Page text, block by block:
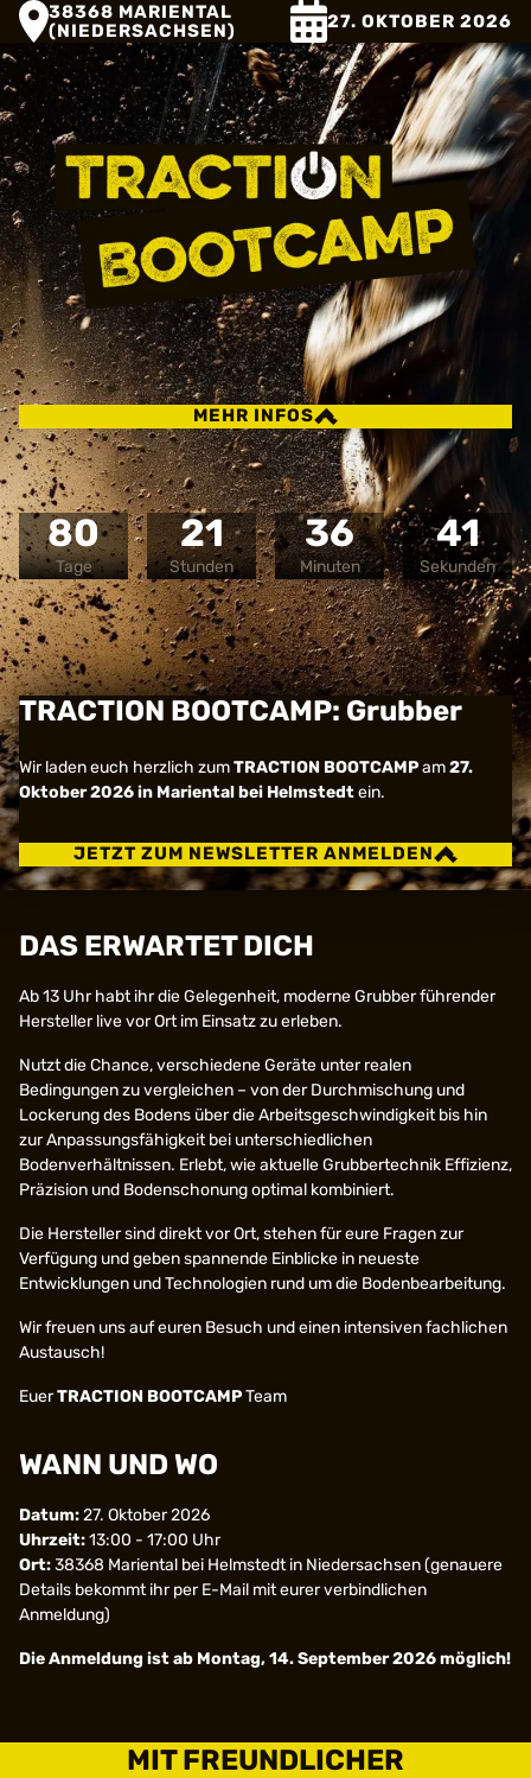
38368 MARIENTAL
(NIEDERSACHSEN)
27. OKTOBER 2026
MEHR INFOS
80
Tage
21
Stunden
36
Minuten
41
Sekunden
TRACTION BOOTCAMP: Grubber
Wir laden euch herzlich zumTRACTION BOOTCAMPam27.
Oktober 2026 in Mariental bei Helmstedtein.
JETZT ZUM NEWSLETTER ANMELDEN
DAS ERWARTET DICH
Ab 13 Uhr habt ihr die Gelegenheit, moderne Grubber führender
Hersteller live vor Ort im Einsatz zu erleben.
Nutzt die Chance, verschiedene Geräte unter realen
Bedingungen zu vergleichen – von der Durchmischung und
Lockerung des Bodens über die Arbeitsgeschwindigkeit bis hin
zur Anpassungsfähigkeit bei unterschiedlichen
Bodenverhältnissen. Erlebt, wie aktuelle Grubbertechnik Effizienz,
Präzision und Bodenschonung optimal kombiniert.
Die Hersteller sind direkt vor Ort, stehen für eure Fragen zur
Verfügung und geben spannende Einblicke in neueste
Entwicklungen und Technologien rund um die Bodenbearbeitung.
Wir freuen uns auf euren Besuch und einen intensiven fachlichen
Austausch!
EuerTRACTION BOOTCAMPTeam
WANN UND WO
Datum:27. Oktober 2026
Uhrzeit:13:00 - 17:00 Uhr
Ort:38368 Mariental bei Helmstedt in Niedersachsen (genauere
Details bekommt ihr per E-Mail mit eurer verbindlichen
Anmeldung)
Die Anmeldung ist ab Montag, 14. September 2026 möglich!
MIT FREUNDLICHER